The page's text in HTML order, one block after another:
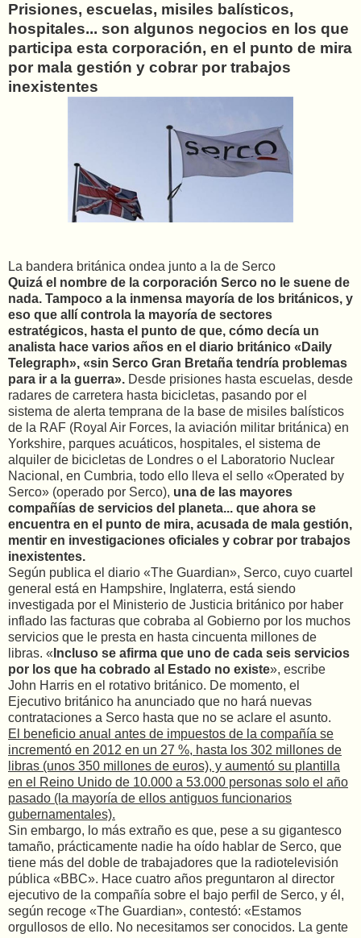
Prisiones, escuelas, misiles balísticos,
hospitales... son algunos negocios en los que
participa esta corporación, en el punto de mira
por mala gestión y cobrar por trabajos
inexistentes
La bandera británica ondea junto a la de Serco
Quizá el nombre de la corporación Serco no le suene de
nada. Tampoco a la inmensa mayoría de los británicos, y
eso que allí controla la mayoría de sectores
estratégicos, hasta el punto de que, cómo decía un
analista hace varios años en el diario británico «Daily
Telegraph», «sin Serco Gran Bretaña tendría problemas
para ir a la guerra». Desde prisiones hasta escuelas, desde
radares de carretera hasta bicicletas, pasando por el
sistema de alerta temprana de la base de misiles balísticos
de la RAF (Royal Air Forces, la aviación militar británica) en
Yorkshire, parques acuáticos, hospitales, el sistema de
alquiler de bicicletas de Londres o el Laboratorio Nuclear
Nacional, en Cumbria, todo ello lleva el sello «Operated by
Serco» (operado por Serco), una de las mayores
compañías de servicios del planeta... que ahora se
encuentra en el punto de mira, acusada de mala gestión,
mentir en investigaciones oficiales y cobrar por trabajos
inexistentes.
Según publica el diario «The Guardian», Serco, cuyo cuartel
general está en Hampshire, Inglaterra, está siendo
investigada por el Ministerio de Justicia británico por haber
inflado las facturas que cobraba al Gobierno por los muchos
servicios que le presta en hasta cincuenta millones de
libras. « Incluso se afirma que uno de cada seis servicios
por los que ha cobrado al Estado no existe», escribe
John Harris en el rotativo británico. De momento, el
Ejecutivo británico ha anunciado que no hará nuevas
contrataciones a Serco hasta que no se aclare el asunto.
El beneficio anual antes de impuestos de la compañía se
incrementó en 2012 en un 27 %, hasta los 302 millones de
libras (unos 350 millones de euros), y aumentó su plantilla
en el Reino Unido de 10.000 a 53.000 personas solo el año
pasado (la mayoría de ellos antiguos funcionarios
gubernamentales).
Sin embargo, lo más extraño es que, pese a su gigantesco
tamaño, prácticamente nadie ha oído hablar de Serco, que
tiene más del doble de trabajadores que la radiotelevisión
pública «BBC». Hace cuatro años preguntaron al director
ejecutivo de la compañía sobre el bajo perfil de Serco, y él,
según recoge «The Guardian», contestó: «Estamos
orgullosos de ello. No necesitamos ser conocidos. La gente